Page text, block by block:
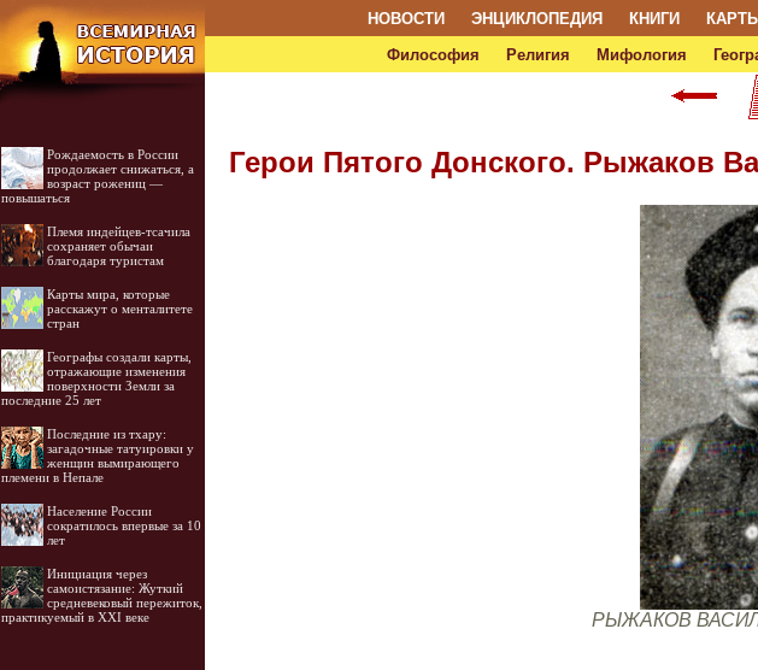
НОВОСТИ ЭНЦИКЛОПЕДИЯ КНИГИ КАРТЫ
Философия
Религия Мифология
Рождаемость в России
продолжает снижаться, а
возраст рожениц —
повышаться
Племя индейцев-тсачила
сохраняет обычаи
благодаря туристам
Карты мира, которые
расскажут о менталитете
стран
Географы создали карты,
отражающие изменения
поверхности Земли за
последние 25 лет
Последние из тхару:
загадочные татуировки у
женщин вымирающего
племени в Непале
Население России
сократилось впервые за 10
лет
Инициация через
самоистязание: Жуткий
средневековый пережиток,
практикуемый в XXI веке
Герои Пятого Донского. Рыжаков
РЫЖАКОВ